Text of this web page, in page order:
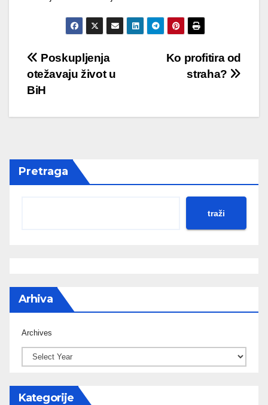
Post
navigation
Ko profitira od
straha?
Poskupljenja
otežavaju život u
BiH
Pretraga
traži
Arhiva
Archives
Kategorije